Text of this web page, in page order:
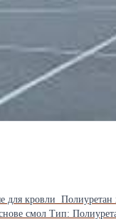
форм. Клей для
смол Тип: